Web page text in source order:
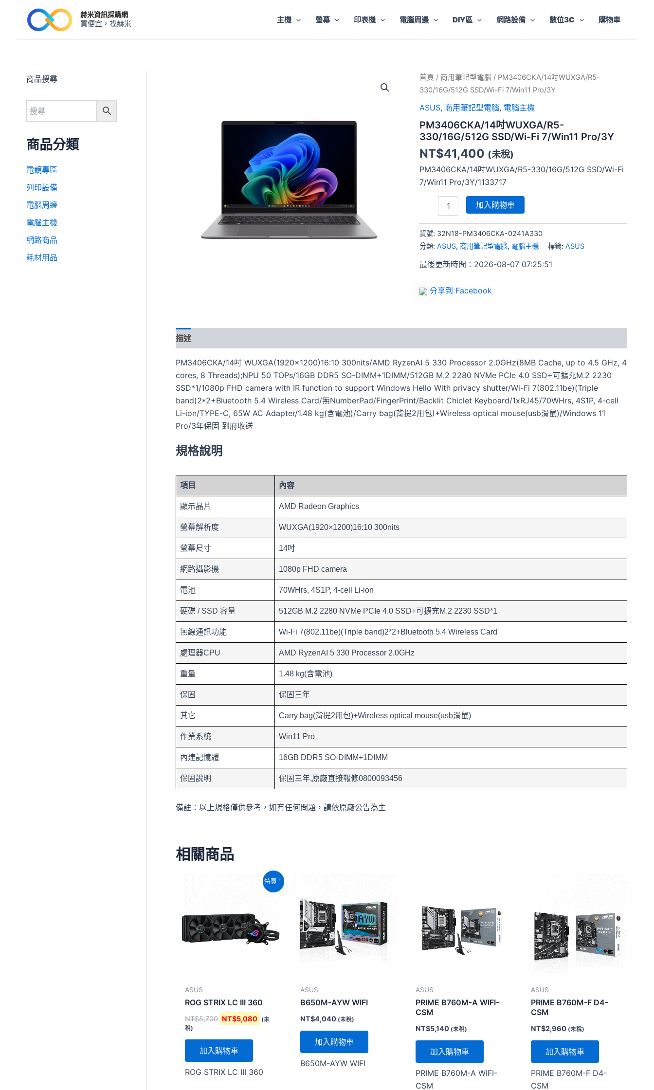
赫米資訊採購網
買便宜，找赫米 主機 螢幕 印表機 電腦周邊 DIY區 網路設備 數位3C 購物車
商品搜尋
商品分類
電競專區
列印設備
電腦周邊
電腦主機
網路商品
耗材用品
首頁 / 商用筆記型電腦 / PM3406CKA/14吋WUXGA/R5-
330/16G/512G SSD/Wi-Fi 7/Win11 Pro/3Y
ASUS, 商用筆記型電腦, 電腦主機
PM3406CKA/14吋WUXGA/R5-
330/16G/512G SSD/Wi-Fi 7/Win11 Pro/3Y
NT$41,400 (未稅)
PM3406CKA/14吋WUXGA/R5-330/16G/512G SSD/Wi-Fi
7/Win11 Pro/3Y/1133717
PM3406CKA/14
WUXGA/R5-
330/16G/512G
SSD/Wi-
Fi
7/Win11
Pro/3Y
數
加入購物車
貨號: 32N18-PM3406CKA-0241A330
分類:ASUS,商用筆記型電腦, 電腦主機 標籤:ASUS
最後更新時間：2026-08-07 07:25:51
分享到 Facebook
描述
PM3406CKA/14吋 WUXGA(1920×1200)16:10 300nits/AMD RyzenAI 5 330 Processor 2.0GHz(8MB Cache, up to 4.5 GHz, 4
cores, 8 Threads);NPU 50 TOPs/16GB DDR5 SO-DIMM+1DIMM/512GB M.2 2280 NVMe PCIe 4.0 SSD+可擴充M.2 2230
SSD*1/1080p FHD camera with IR function to support Windows Hello With privacy shutter/Wi-Fi 7(802.11be)(Triple
band)2*2+Bluetooth 5.4 Wireless Card/無NumberPad/FingerPrint/Backlit Chiclet Keyboard/1xRJ45/70WHrs, 4S1P, 4-cell
Li-ion/TYPE-C, 65W AC Adapter/1.48 kg(含電池)/Carry bag(背提2用包)+Wireless optical mouse(usb滑鼠)/Windows 11
Pro/3年保固 到府收送
規格說明
項目 內容
顯示晶片 AMD Radeon Graphics
螢幕解析度 WUXGA(1920×1200)16:10 300nits
螢幕尺寸 14吋
網路攝影機 1080p FHD camera
電池 70WHrs, 4S1P, 4-cell Li-ion
硬碟 / SSD 容量 512GB M.2 2280 NVMe PCIe 4.0 SSD+可擴充M.2 2230 SSD*1
無線通訊功能 Wi-Fi 7(802.11be)(Triple band)2*2+Bluetooth 5.4 Wireless Card
處理器CPU AMD RyzenAI 5 330 Processor 2.0GHz
重量 1.48 kg(含電池)
保固 保固三年
其它 Carry bag(背提2用包)+Wireless optical mouse(usb滑鼠)
作業系統 Win11 Pro
內建記憶體 16GB DDR5 SO-DIMM+1DIMM
保固說明 保固三年,原廠直接報修0800093456
備註：以上規格僅供參考，如有任何問題，請依原廠公告為主
相關商品
特賣！
ASUS
ROG STRIX LC III 360
NT$5,700
NT$5,700。
NT$5,080
目
前
NT$5,080。
(未
稅)
加入購物車
ROG STRIX LC III 360
ASUS
B650M-AYW WIFI
NT$4,040 (未稅)
加入購物車
B650M-AYW WIFI
ASUS
PRIME B760M-A WIFI-
CSM
NT$5,140 (未稅)
加入購物車
PRIME B760M-A WIFI-
CSM
ASUS
PRIME B760M-F D4-
CSM
NT$2,960 (未稅)
加入購物車
PRIME B760M-F D4-
CSM